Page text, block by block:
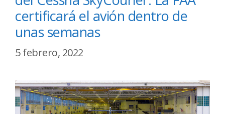
certificará el avión dentro de
unas semanas
5 febrero, 2022